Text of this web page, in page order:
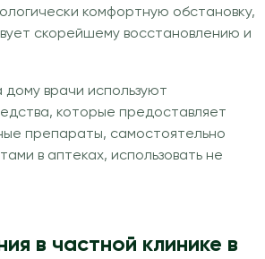
комфортную обстановку,
скорейшему восстановлению и
врачи используют
которые предоставляет
препараты, самостоятельно
в аптеках, использовать не
в частной клинике в